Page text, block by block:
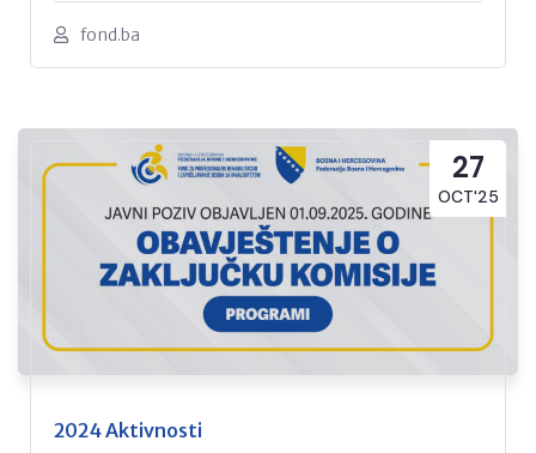
fond.ba
27
OCT'25
2024 Aktivnosti